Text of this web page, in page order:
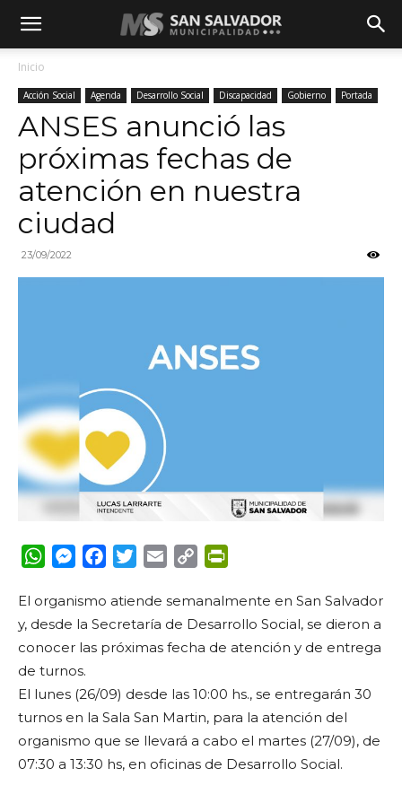
Inicio
Acción Social Agenda Desarrollo Social Discapacidad Gobierno Portada
ANSES anunció las
próximas fechas de
atención en nuestra
ciudad
23/09/2022
WhatsApp
Messenger
FacebookTwitterEmail Copy
El organismo atiende semanalmente en San Salvador
y, desde la Secretaría de Desarrollo Social, se dieron a
conocer las próximas fecha de atención y de entrega
de turnos.
El lunes (26/09) desde las 10:00 hs., se entregarán 30
turnos en la Sala San Martin, para la atención del
organismo que se llevará a cabo el martes (27/09), de
07:30 a 13:30 hs, en oficinas de Desarrollo Social.